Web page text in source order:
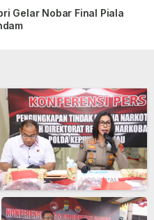
Gelar Nobar Final Piala